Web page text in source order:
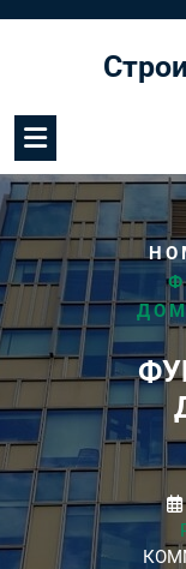
содержимому